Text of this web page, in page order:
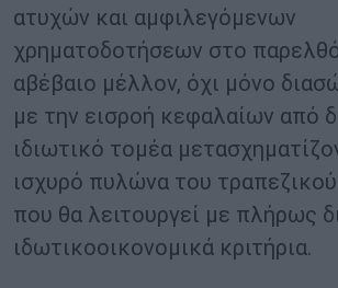
ατυχών και αμφιλεγόμενων
χρηματοδοτήσεων στο
αβέβαιο μέλλον, όχι μόνο
με την εισροή κεφαλαίων από
ιδιωτικό τομέα
ισχυρό πυλώνα του
που θα λειτουργεί με πλήρως
ιδωτικοοικονομικά κριτήρια.